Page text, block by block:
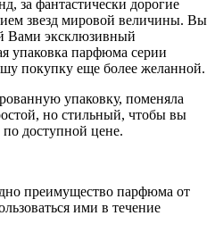
за фантастически дорогие
звезд мировой величины. Вы
Вами эксклюзивный
упаковка парфюма серии
покупку еще более желанной.
упаковку, поменяла
но стильный, чтобы вы
доступной цене.
преимущество парфюма от
ими в течение